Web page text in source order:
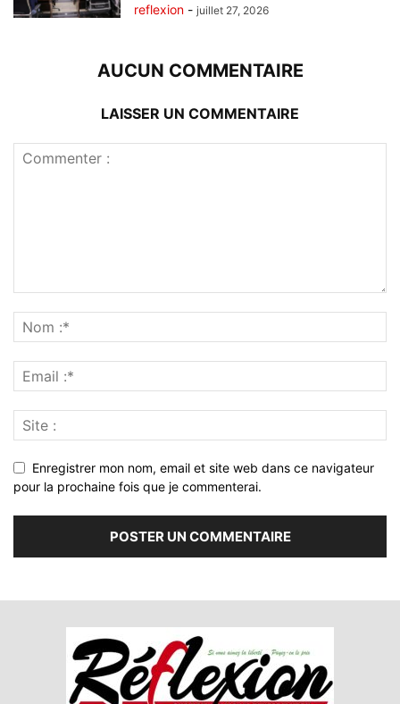
reflexion - juillet 27, 2026
AUCUN COMMENTAIRE
LAISSER UN COMMENTAIRE
Enregistrer mon nom, email et site web dans ce navigateur
pour la prochaine fois que je commenterai.